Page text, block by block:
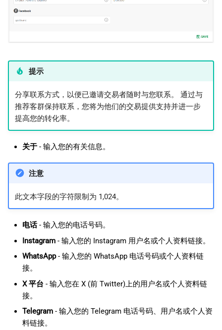
提示
分享联系方式，以便已邀请交易者随时与您联系。 通过与
推荐客群保持联系，您将为他们的交易提供支持并进一步
提高您的转化率。
关于- 输入您的有关信息。
注意
此文本字段的字符限制为 1,024。
电话- 输入您的电话号码。
Instagram- 输入您的 Instagram 用户名或个人资料链接。
WhatsApp- 输入您的 WhatsApp 电话号码或个人资料链
接。
X 平台 - 输入您在 X (前 Twitter)上的用户名或个人资料链
接。
Telegram- 输入您的 Telegram 电话号码、用户名或个人资
料链接。